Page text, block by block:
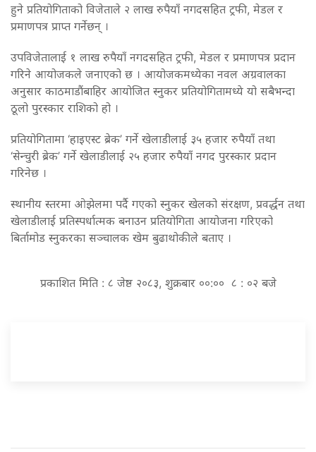
हुने प्रतियोगिताको विजेताले २ लाख रुपैयाँ नगदसहित ट्रफी, मेडल र
प्रमाणपत्र प्राप्त गर्नेछन् ।
उपविजेतालाई १ लाख रुपैयाँ नगदसहित ट्रफी, मेडल र प्रमाणपत्र प्रदान
गरिने आयोजकले जनाएको छ । आयोजकमध्येका नवल अग्रवालका
अनुसार काठमाडौंबाहिर आयोजित स्नुकर प्रतियोगितामध्ये यो सबैभन्दा
ठूलो पुरस्कार राशिको हो ।
प्रतियोगितामा ‘हाइएस्ट ब्रेक’ गर्ने खेलाडीलाई ३५ हजार रुपैयाँ तथा
‘सेन्चुरी ब्रेक’ गर्ने खेलाडीलाई २५ हजार रुपैयाँ नगद पुरस्कार प्रदान
गरिनेछ ।
स्थानीय स्तरमा ओझेलमा पर्दै गएको स्नुकर खेलको संरक्षण, प्रवर्द्धन तथा
खेलाडीलाई प्रतिस्पर्धात्मक बनाउन प्रतियोगिता आयोजना गरिएको
बिर्तामोड स्नुकरका सञ्चालक खेम बुढाथोकीले बताए ।
प्रकाशित मिति : ८ जेष्ठ २०८३, शुक्रबार ००:०० ८ : ०२ बजे